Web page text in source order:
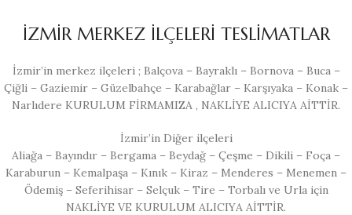
İZMİR MERKEZ İLÇELERİ TESLİMATLAR
İzmir’in merkez ilçeleri ; Balçova – Bayraklı – Bornova – Buca –
Çiğli – Gaziemir – Güzelbahçe – Karabağlar – Karşıyaka – Konak –
Narlıdere KURULUM FİRMAMIZA , NAKLİYE ALICIYA AİTTİR.
İzmir’in Diğer ilçeleri
Aliağa – Bayındır – Bergama – Beydağ – Çeşme – Dikili – Foça –
Karaburun – Kemalpaşa – Kınık – Kiraz – Menderes – Menemen –
Ödemiş – Seferihisar – Selçuk – Tire – Torbalı ve Urla için
NAKLİYE VE KURULUM ALICIYA AİTTİR.